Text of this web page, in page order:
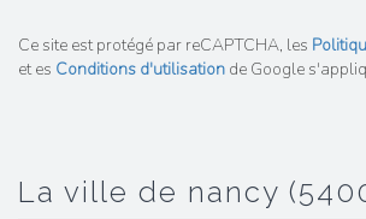
Ce site est protégé par reCAPTCHA, les
et es Conditions d'utilisation de Google
la ville de nancy